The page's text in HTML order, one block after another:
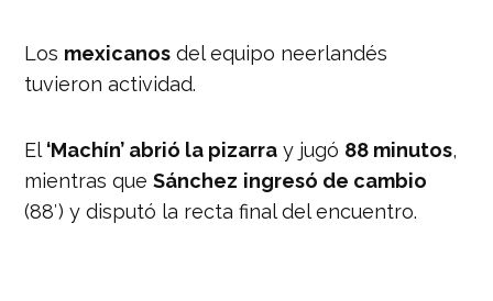
Los mexicanos del equipo neerlandés
tuvieron actividad.
El ‘Machín’ abrió la pizarra y jugó 88 minutos,
mientras queSánchez ingresó de cambio
(88′) y disputó la recta final del encuentro.